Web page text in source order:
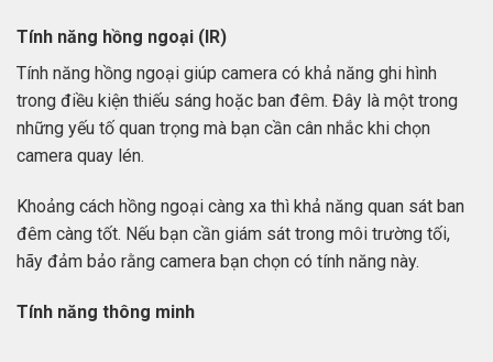
Tính năng hồng ngoại (IR)
Tính năng hồng ngoại giúp camera có khả năng ghi hình
trong điều kiện thiếu sáng hoặc ban đêm. Đây là một trong
những yếu tố quan trọng mà bạn cần cân nhắc khi chọn
camera quay lén.
Khoảng cách hồng ngoại càng xa thì khả năng quan sát ban
đêm càng tốt. Nếu bạn cần giám sát trong môi trường tối,
hãy đảm bảo rằng camera bạn chọn có tính năng này.
Tính năng thông minh